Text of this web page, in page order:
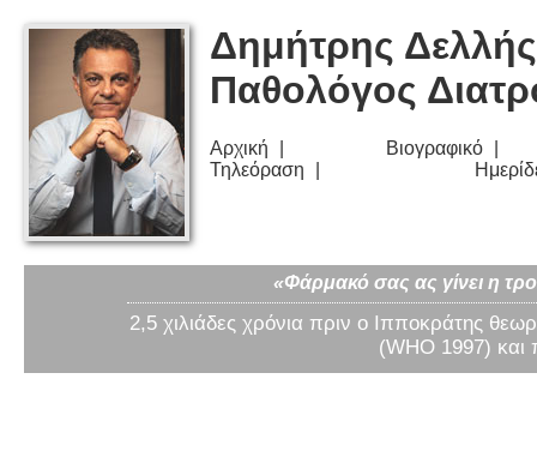
Δημήτρης
Παθολόγος
Αρχική
Βιογραφικό
Τηλεόραση
«Φάρμακό σας ας γίνει η
2,5 χιλιάδες χρόνια πριν ο Ιπποκράτης
(WHO 1997) και